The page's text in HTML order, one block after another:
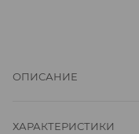
ОПИСАНИЕ
ХАРАКТЕРИСТИКИ